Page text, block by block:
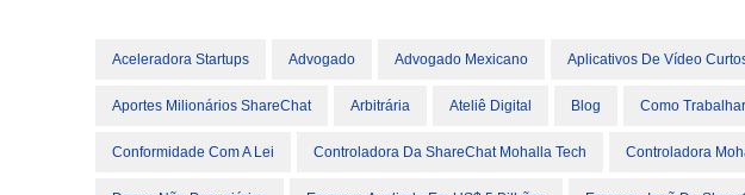
Aceleradora Startups Advogado Advogado Mexicano Aplicativos De Vídeo
Aportes Milionários ShareChat Arbitrária Ateliê Digital Blog Como
Conformidade Com A Lei Controladora Da ShareChat Mohalla Tech Controladora